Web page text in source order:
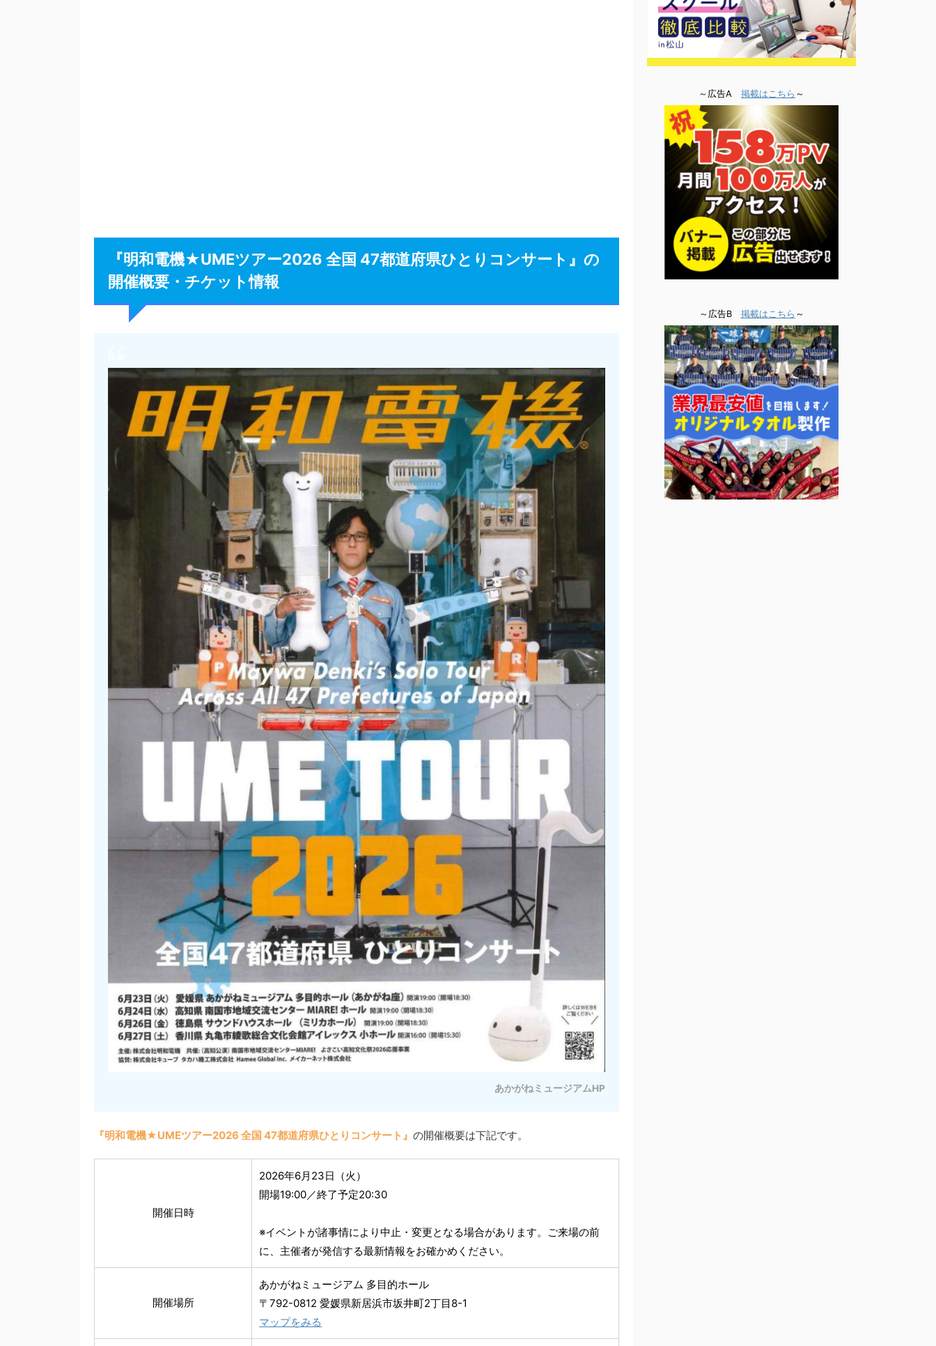
『明和電機★UMEツアー2026 全国 47都道府県ひとりコンサート』の
開催概要・チケット情報
あかがねミュージアムHP
『明和電機★UMEツアー2026 全国 47都道府県ひとりコンサート』 の開催概要は下記です。
開催日時
2026年6月23日（火）
開場19:00／終了予定20:30
※イベントが諸事情により中止・変更となる場合があります。ご来場の前
に、主催者が発信する最新情報をお確かめください。
開催場所
あかがねミュージアム 多目的ホール
〒792-0812 愛媛県新居浜市坂井町2丁目8-1
マップをみる
～広告A 掲載はこちら ～
～広告B 掲載はこちら ～